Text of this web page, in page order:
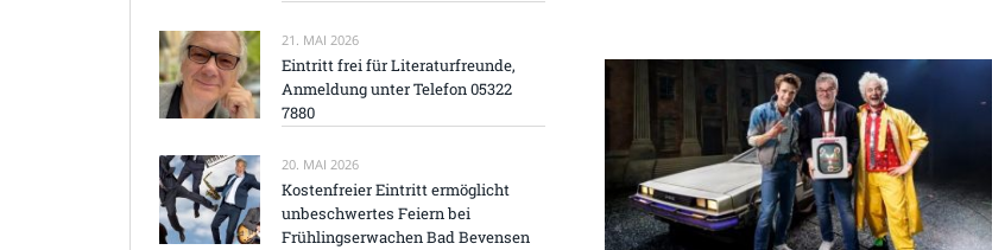
21. MAI 2026
Eintritt frei für Literaturfreunde,
Anmeldung unter Telefon 05322
7880
20. MAI 2026
Kostenfreier Eintritt ermöglicht
unbeschwertes Feiern bei
Frühlingserwachen Bad Bevensen